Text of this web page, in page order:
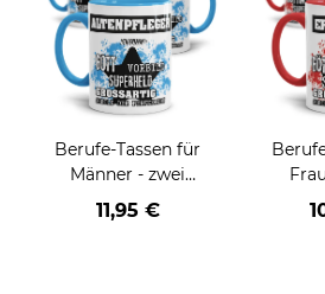
Berufe-Tassen für
Männer - zwei
Farbvarianten
11,95 €